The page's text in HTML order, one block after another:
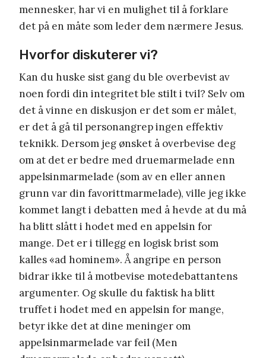
mennesker, har vi en mulighet til å forklare
det på en måte som leder dem nærmere Jesus.
Hvorfor diskuterer vi?
Kan du huske sist gang du ble overbevist av
noen fordi din integritet ble stilt i tvil? Selv om
det å vinne en diskusjon er det som er målet,
er det å gå til personangrep ingen effektiv
teknikk. Dersom jeg ønsket å overbevise deg
om at det er bedre med druemarmelade enn
appelsinmarmelade (som av en eller annen
grunn var din favorittmarmelade), ville jeg ikke
kommet langt i debatten med å hevde at du må
ha blitt slått i hodet med en appelsin for
mange. Det er i tillegg en logisk brist som
kalles «ad hominem». Å angripe en person
bidrar ikke til å motbevise motedebattantens
argumenter. Og skulle du faktisk ha blitt
truffet i hodet med en appelsin for mange,
betyr ikke det at dine meninger om
appelsinmarmelade var feil (Men